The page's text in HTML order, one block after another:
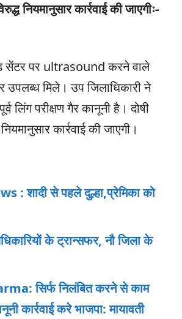
नियमानुसार कार्रवाई की जाएगीः-
सेंटर पर ultrasound करने वाले
उपलब्ध मिले। उप जिलाधिकारी ने
लिंग परीक्षण गैर कानूनी है। दोषी
कार्रवाई की जाएगी।
: शादी से पहले दुल्हा,प्रेमिका को
के ट्रान्सफर, नौ जिला के
सिर्फ निलंबित करने से काम
कार्रवाई करे भाजपा: मायावती